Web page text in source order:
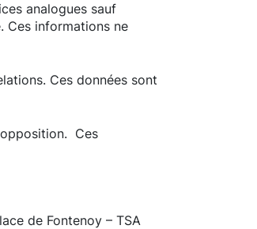
analogues sauf
Ces informations ne
Ces données sont
Ces
de Fontenoy – TSA